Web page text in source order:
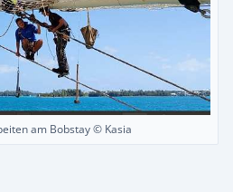
am Bobstay © Kasia